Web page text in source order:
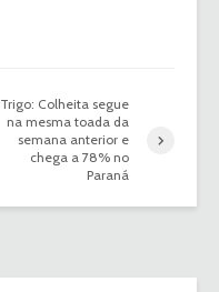
Trigo: Colheita segue
na mesma toada da
semana anterior e
chega a 78% no
Paraná